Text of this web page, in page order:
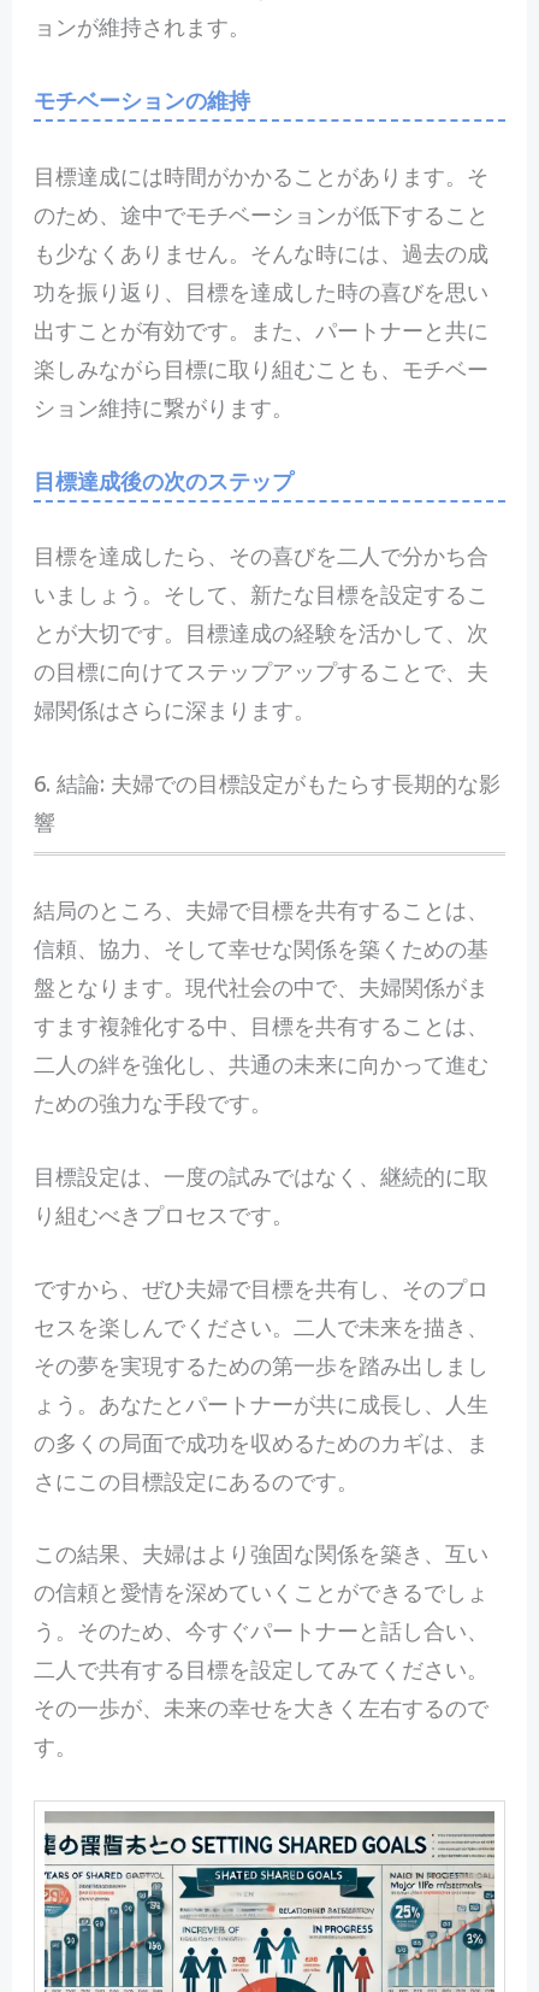
ョンが維持されます。
モチベーションの維持
目標達成には時間がかかることがあります。そ
のため、途中でモチベーションが低下すること
も少なくありません。そんな時には、過去の成
功を振り返り、目標を達成した時の喜びを思い
出すことが有効です。また、パートナーと共に
楽しみながら目標に取り組むことも、モチベー
ション維持に繋がります。
目標達成後の次のステップ
目標を達成したら、その喜びを二人で分かち合
いましょう。そして、新たな目標を設定するこ
とが大切です。目標達成の経験を活かして、次
の目標に向けてステップアップすることで、夫
婦関係はさらに深まります。
6. 結論: 夫婦での目標設定がもたらす長期的な影
響
結局のところ、夫婦で目標を共有することは、
信頼、協力、そして幸せな関係を築くための基
盤となります。現代社会の中で、夫婦関係がま
すます複雑化する中、目標を共有することは、
二人の絆を強化し、共通の未来に向かって進む
ための強力な手段です。
目標設定は、一度の試みではなく、継続的に取
り組むべきプロセスです。
ですから、ぜひ夫婦で目標を共有し、そのプロ
セスを楽しんでください。二人で未来を描き、
その夢を実現するための第一歩を踏み出しまし
ょう。あなたとパートナーが共に成長し、人生
の多くの局面で成功を収めるためのカギは、ま
さにこの目標設定にあるのです。
この結果、夫婦はより強固な関係を築き、互い
の信頼と愛情を深めていくことができるでしょ
う。そのため、今すぐパートナーと話し合い、
二人で共有する目標を設定してみてください。
その一歩が、未来の幸せを大きく左右するので
す。